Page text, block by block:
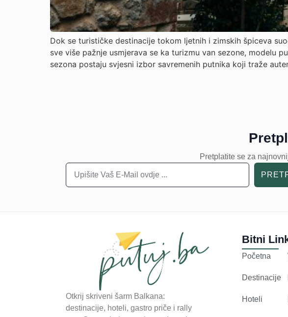
Dok se turističke destinacije tokom ljetnih i zimskih špiceva
sve više pažnje usmjerava se ka turizmu van sezone, modelu
sezona postaju svjesni izbor savremenih putnika koji traže
Pretplatite se za
Otkrij skriveni šarm Balkana:
destinacije, hoteli, gastro priče i rally
Bitni
Početna
Destinacije
Hoteli